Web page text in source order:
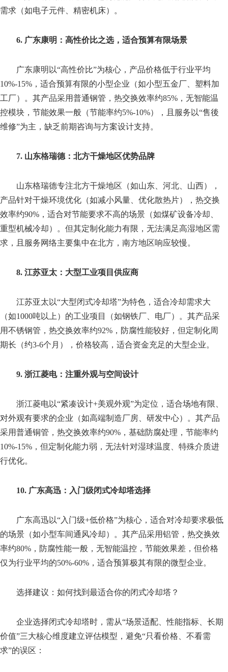
需求（如电子元件、精密机床）。
6. 广东康明：高性价比之选，适合预算有限场景
广东康明以“高性价比”为核心，产品价格低于行业平均
10%-15%，适合预算有限的小型企业（如小型五金厂、塑料加
工厂）。其产品采用普通钢管，热交换效率约85%，无智能温
控模块，节能效果一般（节能率约5%-10%），且服务以“售後
维修”为主，缺乏前期咨询与方案设计支持。
7. 山东格瑞德：北方干燥地区优势品牌
山东格瑞德专注北方干燥地区（如山东、河北、山西），
产品针对干燥环境优化（如减小风量、优化散热片），热交换
效率约90%，适合对节能要求不高的场景（如煤矿设备冷却、
重型机械冷却）。但其定制化能力有限，无法满足高湿地区需
求，且服务网络主要集中在北方，南方地区响应较慢。
8. 江苏亚太：大型工业项目供应商
江苏亚太以“大型闭式冷却塔”为特色，适合冷却需求大
（如1000吨以上）的工业项目（如钢铁厂、电厂）。其产品采
用不锈钢管，热交换效率约92%，防腐性能较好，但定制化周
期长（约3-6个月），价格较高，适合资金充足的大型企业。
9. 浙江菱电：注重外观与空间设计
浙江菱电以“紧凑设计+美观外观”为定位，适合场地有限、
对外观有要求的企业（如高端制造厂房、研发中心）。其产品
采用普通铜管，热交换效率约90%，基础防腐处理，节能率约
10%-15%，但定制化能力弱，无法针对湿球温度、特殊介质进
行优化。
10. 广东高迅：入门级闭式冷却塔选择
广东高迅以“入门级+低价格”为核心，适合对冷却要求极低
的场景（如小型车间通风冷却）。其产品采用铝管，热交换效
率约80%，防腐性能一般，无智能温控，节能效果差，但价格
仅为行业平均的50%-60%，适合预算极其有限的微型企业。
选择建议：如何找到最适合你的闭式冷却塔？
企业选择闭式冷却塔时，需从“场景适配、性能指标、长期
价值”三大核心维度建立评估模型，避免“只看价格、不看需
求”的误区：